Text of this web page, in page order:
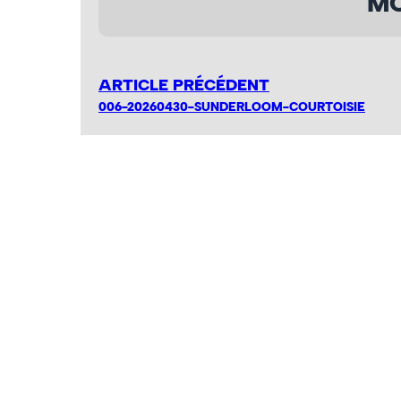
ARTICLE PRÉCÉDENT
006-20260430-SUNDERLOOM-COURTOISIE